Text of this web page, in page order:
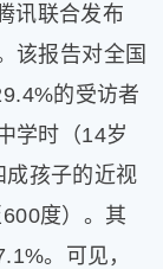
讯联合发布
该报告对全国
的受访者
学时（14岁
成孩子的近视
度）。其
。可见，